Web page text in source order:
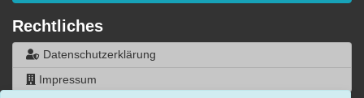
Rechtliches
Datenschutzerklärung
Impressum